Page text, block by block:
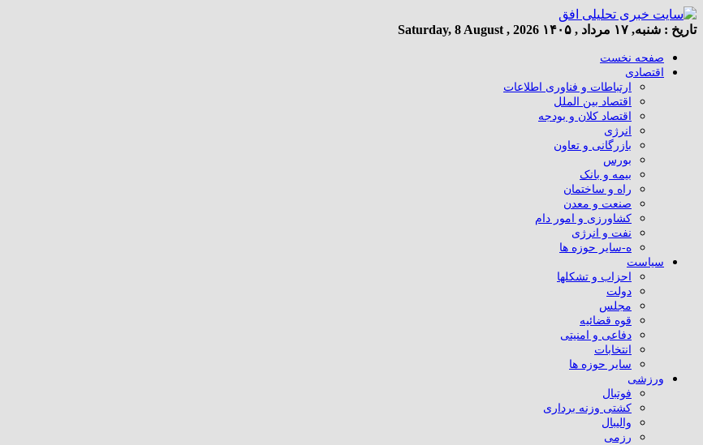
تاریخ : شنبه, ۱۷ مرداد , ۱۴۰۵ Saturday, 8 August , 2026
صفحه نخست
اقتصادی
ارتباطات و فناوری اطلاعات
اقتصاد بین الملل
اقتصاد کلان و بودجه
انرژی
بازرگانی و تعاون
بورس
بیمه و بانک
راه و ساختمان
صنعت و معدن
کشاورزی و امور دام
نفت و انرژی
ه-سایر حوزه ها
سیاست
احزاب و تشکلها
دولت
مجلس
قوه قضائیه
دفاعی و امنیتی
انتخابات
سایر حوزه ها
ورزشی
فوتبال
کشتی وزنه برداری
والیبال
رزمی